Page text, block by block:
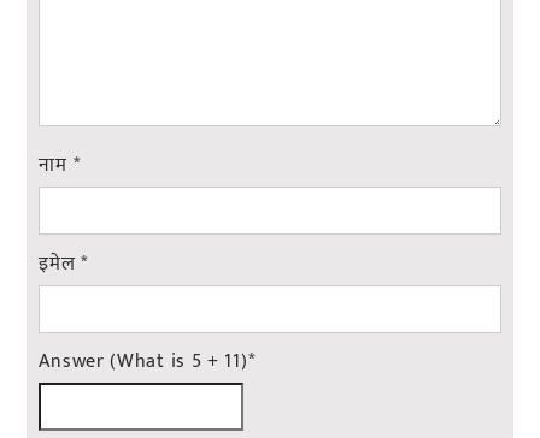
नाम *
इमेल*
Answer (What is 5 + 11)*